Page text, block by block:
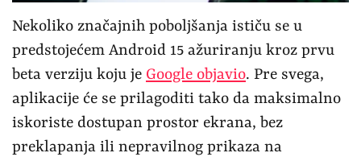
Nekoliko značajnih poboljšanja ističu se u
predstojećem Android 15 ažuriranju kroz prvu
beta verziju koju je Google objavio. Pre svega,
aplikacije će se prilagoditi tako da maksimalno
iskoriste dostupan prostor ekrana, bez
preklapanja ili nepravilnog prikaza na